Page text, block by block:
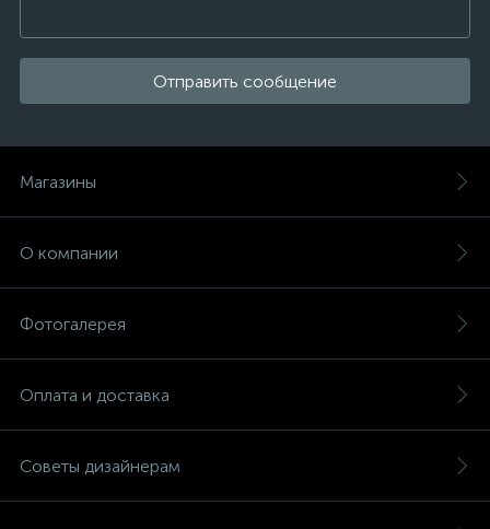
Отправить сообщение
Магазины
О компании
Фотогалерея
Оплата и доставка
Советы дизайнерам